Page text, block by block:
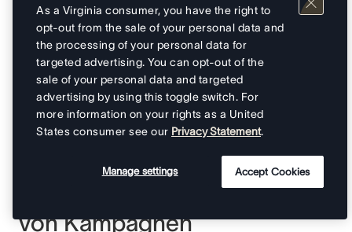
Phase 3:
Nachverfolgung und
Berichterstattung
Berichterstattung über die
Arbeit und den Fortschritt
von Kampagnen
As a Virginia consumer, you have the right to
opt-out from the sale of your personal data and
the processing of your personal data for
targeted advertising. You can opt-out of the
sale of your personal data and targeted
advertising by using this toggle switch. For
more information on your rights as a United
States consumer see our Privacy Statement.
Manage settings Accept Cookies